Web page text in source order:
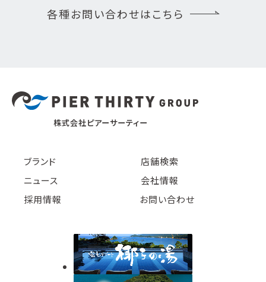
各種お問い合わせはこちら
株式会社ピアーサーティー
ブランド
店舗検索
ニュース
会社情報
採用情報
お問い合わせ